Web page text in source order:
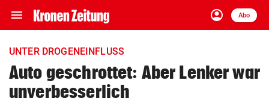
menu Navigation
ein-/ausklappen
account_circle
Anmelden
Abo
close Schließen
account_circle Anmelden
UNTER DROGENEINFLUSS
Auto geschrottet: Aber Lenker war
unverbesserlich